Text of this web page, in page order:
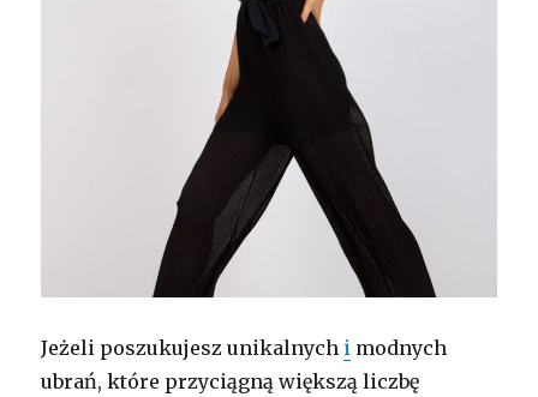
Jeżeli poszukujesz unikalnych i modnych
ubrań, które przyciągną większą liczbę